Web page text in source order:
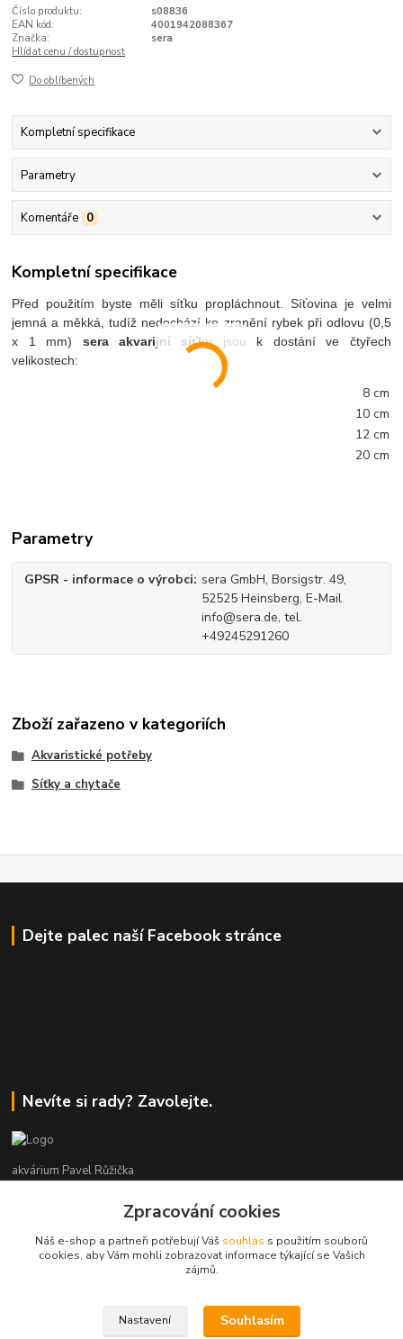
Číslo produktu:
s08836
EAN kód:
4001942088367
Značka:
sera
Hlídat cenu / dostupnost
Do oblíbených
Kompletní specifikace
Parametry
Komentáře 0
Kompletní specifikace
Před použitím byste měli síťku propláchnout. Síťovina je velmi
jemná a měkká, tudíž nedochází ke zranění rybek při odlovu (0,5
x 1 mm) sera akvarijní síťkyjsou k dostání ve čtyřech
velikostech:
8 cm
10 cm
12 cm
20 cm
Parametry
GPSR - informace o výrobci sera GmbH, Borsigstr. 49,
52525 Heinsberg, E-Mail
info@sera.de, tel.
+49245291260
Zboží zařazeno v kategoriích
Akvaristické potřeby
Síťky a chytače
Dejte palec naší Facebook stránce
Nevíte si rady? Zavolejte.
akvárium Pavel Růžička
+420 602 118 290
9:00 až 16:00 v pracovní dny
Zpracování cookies
Náš e-shop a partneři potřebují Váš souhlas s použitím souborů
cookies, aby Vám mohli zobrazovat informace týkající se Vašich
zájmů.
Nastavení Souhlasím